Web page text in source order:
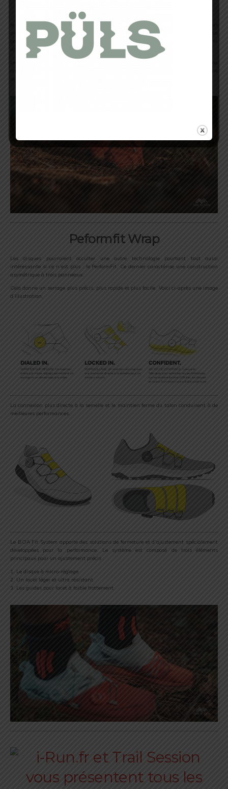
Tirer sur le disque pour desserrer entièrement et rapidement
Je pourrais regretter le système Li2, plus haut de gamme, qui propose un réglage plus
précis surtout avec la possibilité de desserrer en tournant la molette. Cette option
pourrait donc permettre de desserrer légèrement la chaussure en montée et resserrer
un peu plus en descente.
Peformfit Wrap
Les disques pourraient occulter une autre technologie pourtant tout aussi
intéressante si ce n’est plus : le PerformFit. Ce dernier caractérise une construction
asymétrique à trois panneaux.
Cela donne un serrage plus précis, plus rapide et plus facile. Voici ci-après une image
d’illustration.
La connexion plus directe à la semelle et le maintien ferme du talon conduisent à de
meilleures performances.
Le BOA Fit System apporte des solutions de fermeture et d’ajustement spécialement
développées pour la performance. Le système est composé de trois éléments
principaux pour un ajustement précis :
1. Le disque à micro-réglage
2. Un lacet léger et ultra résistant
3. Les guides pour lacet à faible frottement